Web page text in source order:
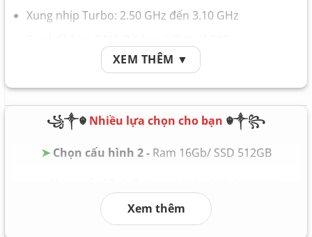
Xung nhịp Turbo: 2.50 GHz đến 3.10 GHz
Bộ nhớ Ram Memory: 8GB
Ổ cứng Hard Drive: SSD 256GB hoặc 1T
Pin Battery: Nguyên zin theo máy
XEM THÊM ▼
꧁༒☬ Nhiều lựa chọn cho bạn ☬༒꧂
➤Chọn cấu hình 2 - Ram 16Gb/ SSD 512GB
Chọn cấu hình 4 -Ram 32Gb/ SSD 2.000GB
Xem thêm